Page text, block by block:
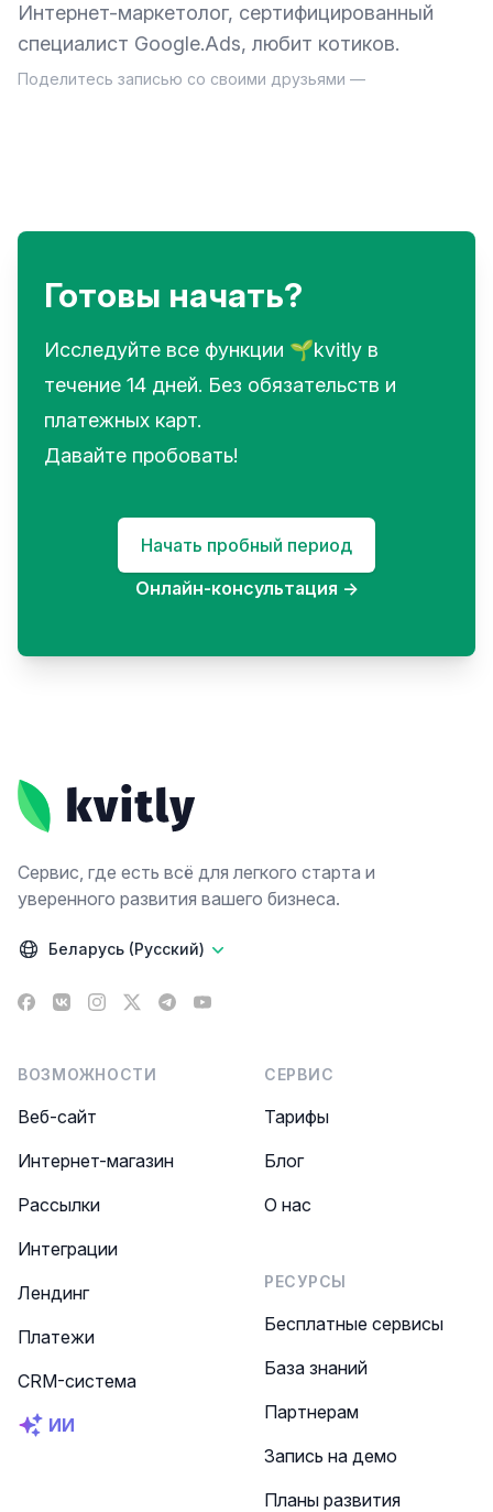
Интернет-маркетолог, сертифицированный
специалист Google.Ads, любит котиков.
Поделитесь записью со своими друзьями —
Готовы начать?
Исследуйте все функции 🌱kvitly в
течение 14 дней. Без обязательств и
платежных карт.
Давайте пробовать!
Начать пробный период
Онлайн-консультация →
Сервис, где есть всё для легкого старта и
уверенного развития вашего бизнеса.
Беларусь (Русский)
Facebook
VK Instagram
X TelegramYouTube
ВОЗМОЖНОСТИ
Веб-сайт
Интернет-магазин
Рассылки
Интеграции
Лендинг
Платежи
CRM-система
ИИ
СЕРВИС
Тарифы
Блог
О нас
РЕСУРСЫ
Бесплатные сервисы
База знаний
Партнерам
Запись на демо
Планы развития